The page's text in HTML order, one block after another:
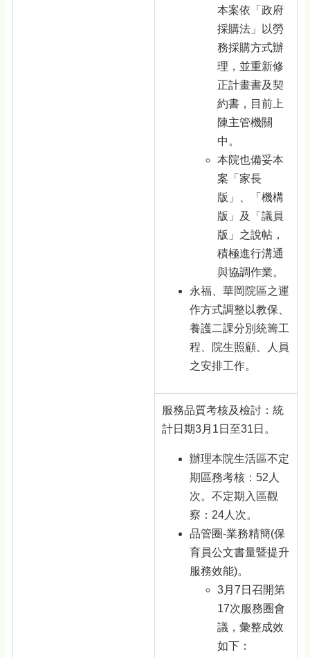
本案依「政府
採購法」以勞
務採購方式辦
理，並重新修
正計畫書及契
約書，目前上
陳主管機關
中。
本院也備妥本
案「家長
版」、「機構
版」及「議員
版」之說帖，
積極進行溝通
與協調作業。
永福、華岡院區之運
作方式調整以教保、
養護二課分別統籌工
程、院生照顧、人員
之安排工作。
服務品質考核及檢討：統
計日期3月1日至31日。
辦理本院生活區不定
期區務考核：52人
次。不定期入區觀
察：24人次。
品管圈-業務精簡(保
育員公文書量暨提升
服務效能)。
3月7日召開第
17次服務圈會
議，彙整成效
如下：